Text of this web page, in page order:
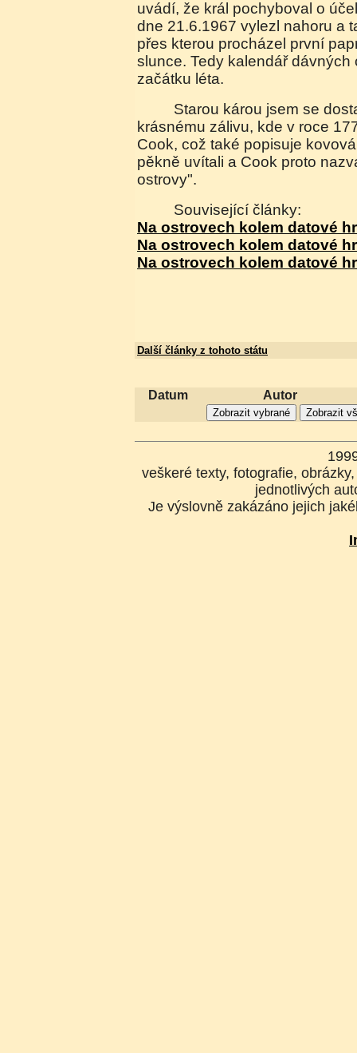
uvádí, že král pochyboval o
dne 21.6.1967 vylezl nahoru a
přes kterou procházel první
slunce. Tedy kalendář dávných
začátku léta.
Starou károu jsem se dostal stopem až ke
krásnému zálivu, kde v roce
Cook, což také popisuje
pěkně uvítali a Cook proto
ostrovy".
Související články:
Na ostrovech kolem datové
Na ostrovech kolem datové
Na ostrovech kolem datové
Další články z tohoto státu
Datum Autor
veškeré texty, fotografie,
jednotlivých
Je výslovně zakázáno jejich